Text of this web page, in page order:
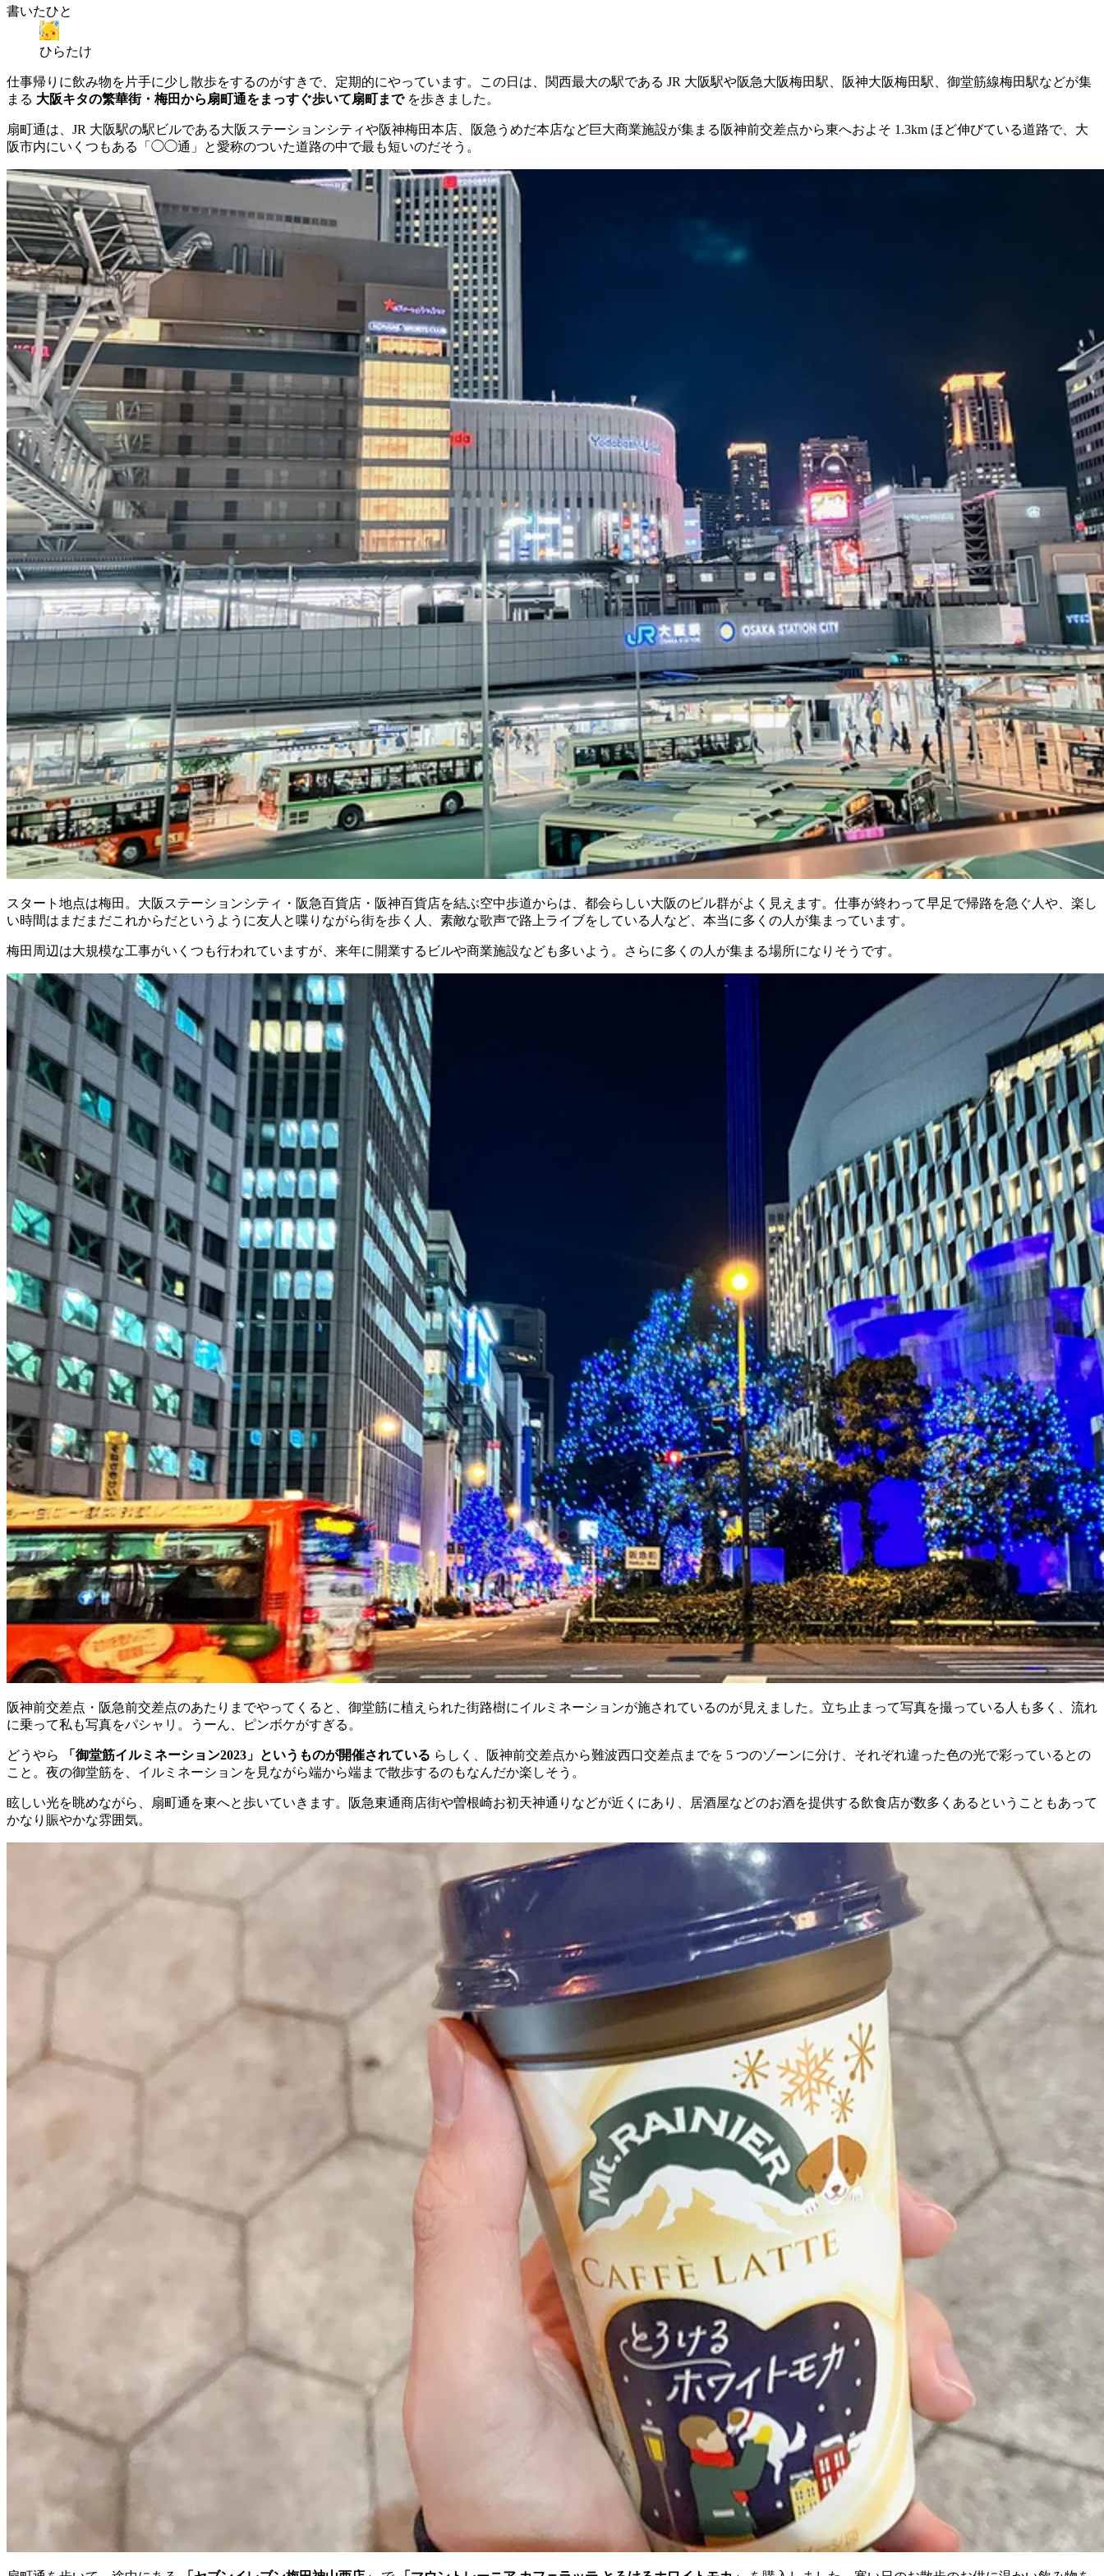
書いたひと
ひらたけ
仕事帰りに飲み物を片手に少し散歩をするのがすきで、定期的にやっています。この日は、関西最大の駅である JR 大阪駅や阪急大阪梅田駅、阪神大阪梅田駅、御堂筋線梅田駅などが集
まる 大阪キタの繁華街・梅田から扇町通をまっすぐ歩いて扇町までを歩きました。
扇町通は、JR 大阪駅の駅ビルである大阪ステーションシティや阪神梅田本店、阪急うめだ本店など巨大商業施設が集まる阪神前交差点から東へおよそ 1.3km ほど伸びている道路で、大
阪市内にいくつもある「◯◯通」と愛称のついた道路の中で最も短いのだそう。
スタート地点は梅田。大阪ステーションシティ・阪急百貨店・阪神百貨店を結ぶ空中歩道からは、都会らしい大阪のビル群がよく見えます。仕事が終わって早足で帰路を急ぐ人や、楽し
い時間はまだまだこれからだというように友人と喋りながら街を歩く人、素敵な歌声で路上ライブをしている人など、本当に多くの人が集まっています。
梅田周辺は大規模な工事がいくつも行われていますが、来年に開業するビルや商業施設なども多いよう。さらに多くの人が集まる場所になりそうです。
阪神前交差点・阪急前交差点のあたりまでやってくると、御堂筋に植えられた街路樹にイルミネーションが施されているのが見えました。立ち止まって写真を撮っている人も多く、流れ
に乗って私も写真をパシャリ。うーん、ピンボケがすぎる。
どうやら 「御堂筋イルミネーション2023」というものが開催されている らしく、阪神前交差点から難波西口交差点までを 5 つのゾーンに分け、それぞれ違った色の光で彩っているとの
こと。夜の御堂筋を、イルミネーションを見ながら端から端まで散歩するのもなんだか楽しそう。
眩しい光を眺めながら、扇町通を東へと歩いていきます。阪急東通商店街や曽根崎お初天神通りなどが近くにあり、居酒屋などのお酒を提供する飲食店が数多くあるということもあって
かなり賑やかな雰囲気。